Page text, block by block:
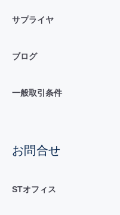
サプライヤ
ブログ
一般取引条件
お問合せ
STオフィス